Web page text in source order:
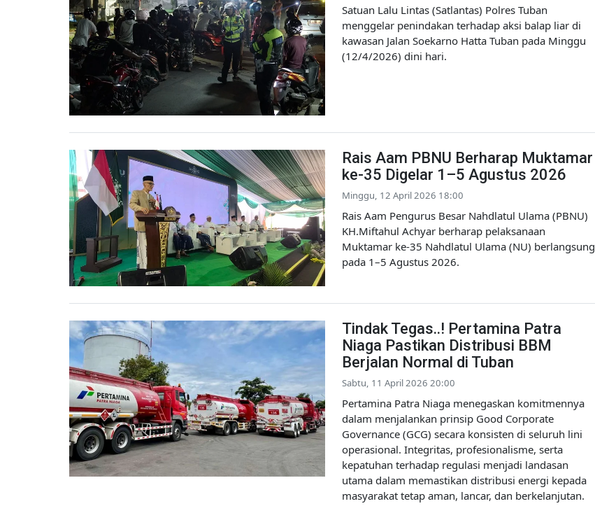
Satuan Lalu Lintas (Satlantas) Polres Tuban
menggelar penindakan terhadap aksi balap liar di
kawasan Jalan Soekarno Hatta Tuban pada Minggu
(12/4/2026) dini hari.
Rais Aam PBNU Berharap Muktamar
ke-35 Digelar 1–5 Agustus 2026
Minggu, 12 April 2026 18:00
Rais Aam Pengurus Besar Nahdlatul Ulama (PBNU)
KH.Miftahul Achyar berharap pelaksanaan
Muktamar ke-35 Nahdlatul Ulama (NU) berlangsung
pada 1–5 Agustus 2026.
Tindak Tegas..! Pertamina Patra
Niaga Pastikan Distribusi BBM
Berjalan Normal di Tuban
Sabtu, 11 April 2026 20:00
Pertamina Patra Niaga menegaskan komitmennya
dalam menjalankan prinsip Good Corporate
Governance (GCG) secara konsisten di seluruh lini
operasional. Integritas, profesionalisme, serta
kepatuhan terhadap regulasi menjadi landasan
utama dalam memastikan distribusi energi kepada
masyarakat tetap aman, lancar, dan berkelanjutan.